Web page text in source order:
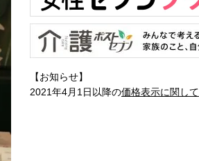
【お知らせ】
2021年4月1日以降の価格表示に関して